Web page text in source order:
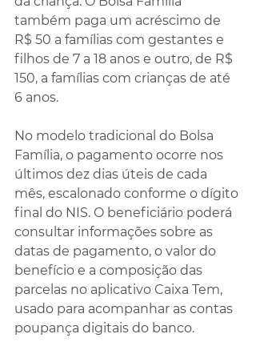
também paga um acréscimo de
R$ 50 a famílias com gestantes e
filhos de 7 a 18 anos e outro, de R$
150, a famílias com crianças de até
6 anos.
No modelo tradicional do Bolsa
Família, o pagamento ocorre nos
últimos dez dias úteis de cada
mês, escalonado conforme o dígito
final do NIS. O beneficiário poderá
consultar informações sobre as
datas de pagamento, o valor do
benefício e a composição das
parcelas no aplicativo Caixa Tem,
usado para acompanhar as contas
poupança digitais do banco.